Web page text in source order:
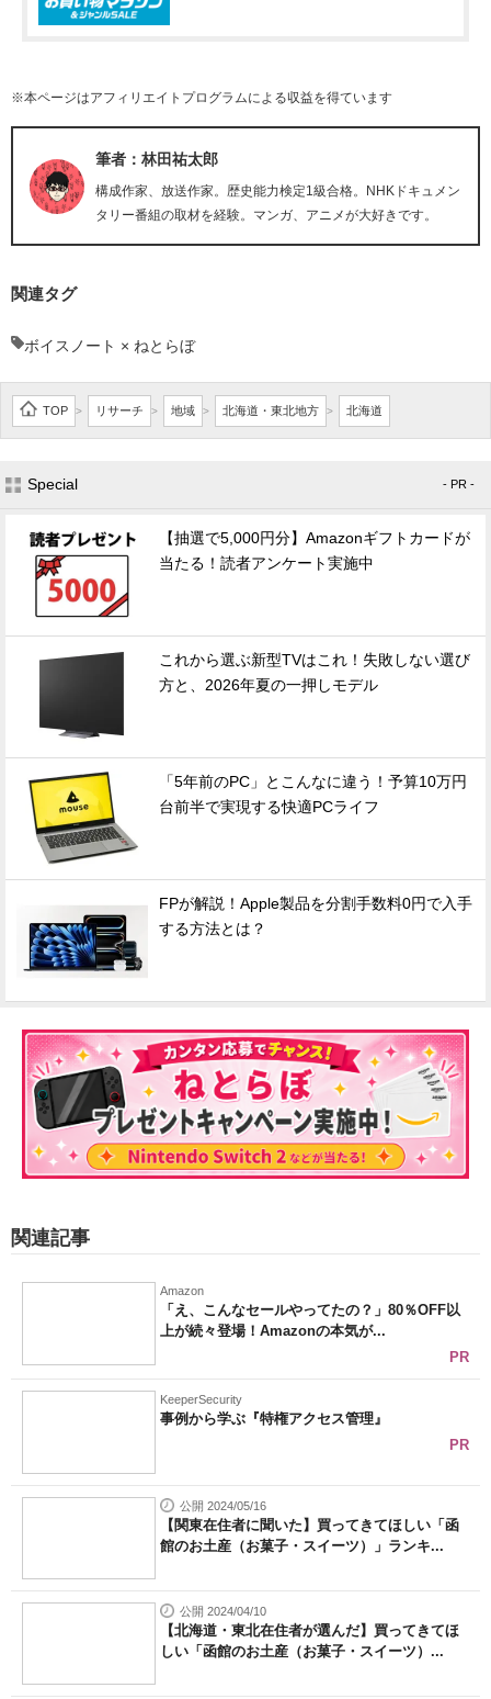
※本ページはアフィリエイトプログラムによる収益を得ています
筆者：林田祐太郎
構成作家、放送作家。歴史能力検定1級合格。NHKドキュメン
タリー番組の取材を経験。マンガ、アニメが大好きです。
関連タグ
ボイスノート × ねとらぼ
TOP > リサーチ > 地域 > 北海道・東北地方 > 北海道
Special - PR -
【抽選で5,000円分】Amazonギフトカードが
当たる！読者アンケート実施中
これから選ぶ新型TVはこれ！失敗しない選び
方と、2026年夏の一押しモデル
「5年前のPC」とこんなに違う！予算10万円
台前半で実現する快適PCライフ
FPが解説！Apple製品を分割手数料0円で入手
する方法とは？
関連記事
Amazon
「え、こんなセールやってたの？」80％OFF以
上が続々登場！Amazonの本気が...
PR
KeeperSecurity
事例から学ぶ『特権アクセス管理』
PR
公開 2024/05/16
【関東在住者に聞いた】買ってきてほしい「函
館のお土産（お菓子・スイーツ）」ランキ...
公開 2024/04/10
【北海道・東北在住者が選んだ】買ってきてほ
しい「函館のお土産（お菓子・スイーツ）...